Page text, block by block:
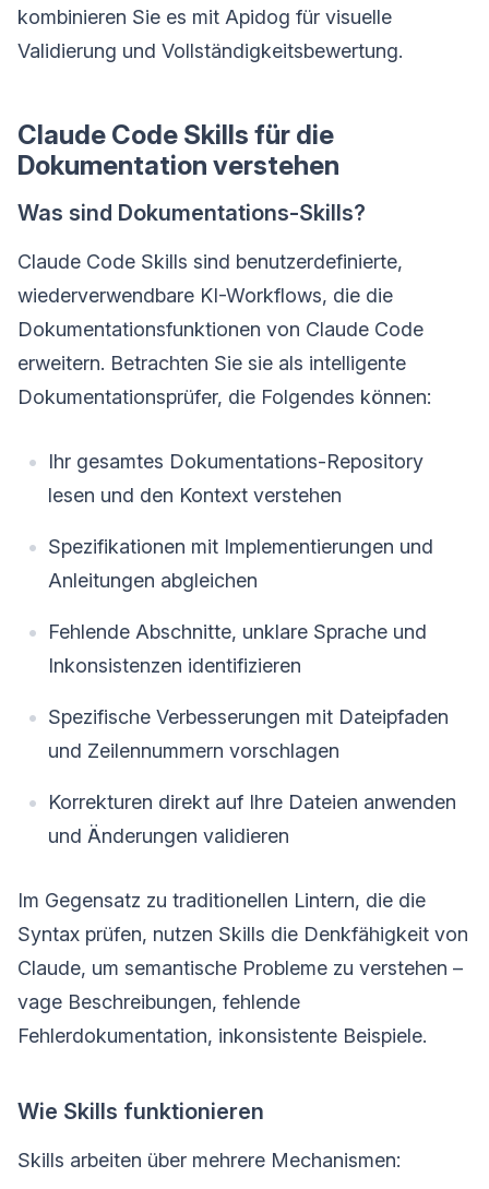
kombinieren Sie es mit Apidog für visuelle
Validierung und Vollständigkeitsbewertung.
Claude Code Skills für die
Dokumentation verstehen
Was sind Dokumentations-Skills?
Claude Code Skills sind benutzerdefinierte,
wiederverwendbare KI-Workflows, die die
Dokumentationsfunktionen von Claude Code
erweitern. Betrachten Sie sie als intelligente
Dokumentationsprüfer, die Folgendes können:
Ihr gesamtes Dokumentations-Repository
lesen und den Kontext verstehen
Spezifikationen mit Implementierungen und
Anleitungen abgleichen
Fehlende Abschnitte, unklare Sprache und
Inkonsistenzen identifizieren
Spezifische Verbesserungen mit Dateipfaden
und Zeilennummern vorschlagen
Korrekturen direkt auf Ihre Dateien anwenden
und Änderungen validieren
Im Gegensatz zu traditionellen Lintern, die die
Syntax prüfen, nutzen Skills die Denkfähigkeit von
Claude, um semantische Probleme zu verstehen –
vage Beschreibungen, fehlende
Fehlerdokumentation, inkonsistente Beispiele.
Wie Skills funktionieren
Skills arbeiten über mehrere Mechanismen: